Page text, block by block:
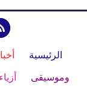
الرئيسية
وموسيقى أزياء